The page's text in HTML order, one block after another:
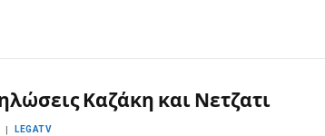
Καζάκη και Νετζατι
LEGATV